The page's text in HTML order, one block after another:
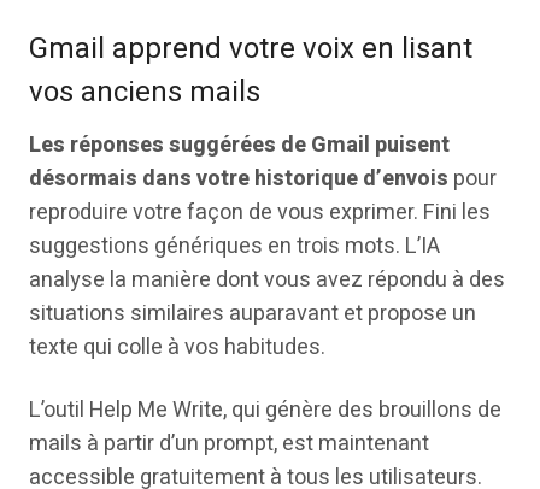
Gmail apprend votre voix en lisant
vos anciens mails
Les réponses suggérées de Gmail puisent
désormais dans votre historique d’envois pour
reproduire votre façon de vous exprimer. Fini les
suggestions génériques en trois mots. L’IA
analyse la manière dont vous avez répondu à des
situations similaires auparavant et propose un
texte qui colle à vos habitudes.
L’outil Help Me Write, qui génère des brouillons de
mails à partir d’un prompt, est maintenant
accessible gratuitement à tous les utilisateurs.